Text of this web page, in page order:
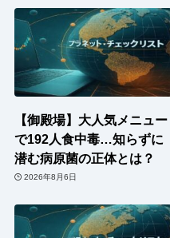
【御殿場】大人気メニュー
で192人食中毒…知らずに
潜む病原菌の正体とは？
2026年8月6日